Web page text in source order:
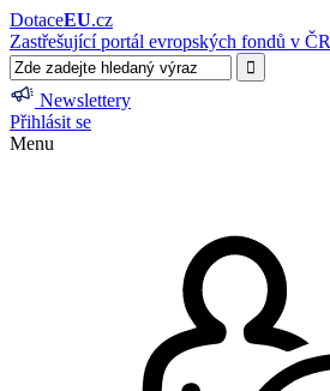
DotaceEU.cz
Zastřešující portál evropských fondů v ČR
Newslettery
Přihlásit se
Menu